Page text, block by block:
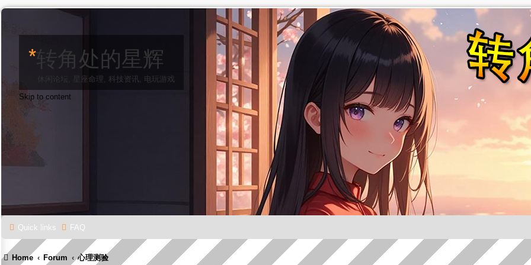
*转角处的星辉
休闲论坛, 星座命理, 科技资讯, 电玩游戏
Skip to content
Quick links FAQ
Home Forum 心理测验